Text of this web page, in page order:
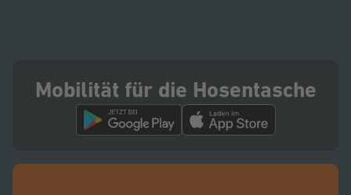
Mobilität für die Hosentasche